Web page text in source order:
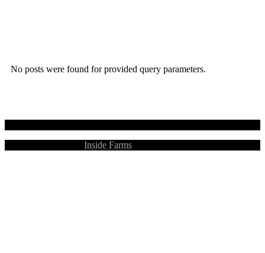
No posts were found for provided query parameters.
Inside Farms